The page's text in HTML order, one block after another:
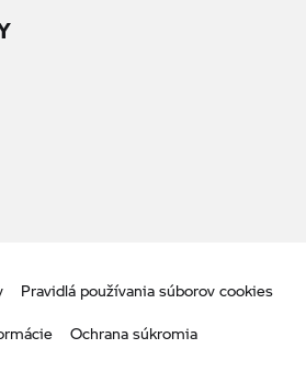
Pravidlá používania súborov cookies
Ochrana súkromia